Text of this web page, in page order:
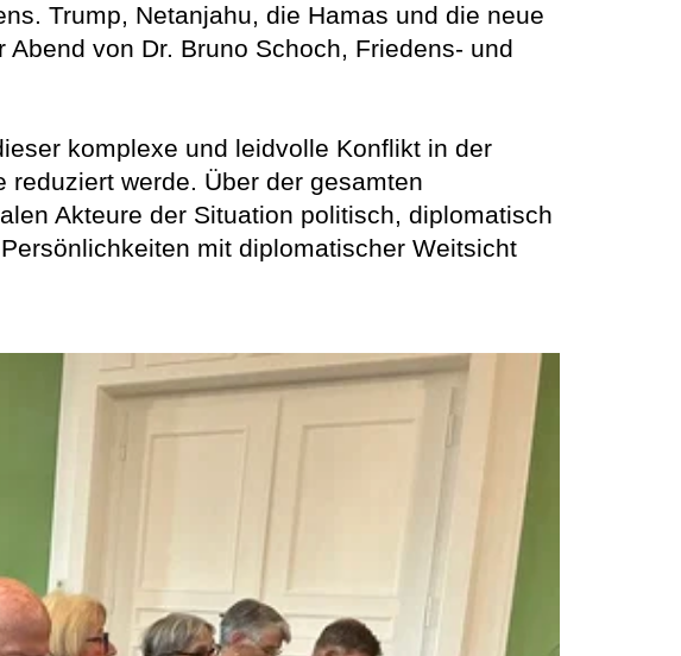
Trump, Netanjahu, die Hamas und die neue
von Dr. Bruno Schoch, Friedens- und
komplexe und leidvolle Konflikt in der
werde. Über der gesamten
Akteure der Situation politisch, diplomatisch
mit diplomatischer Weitsicht